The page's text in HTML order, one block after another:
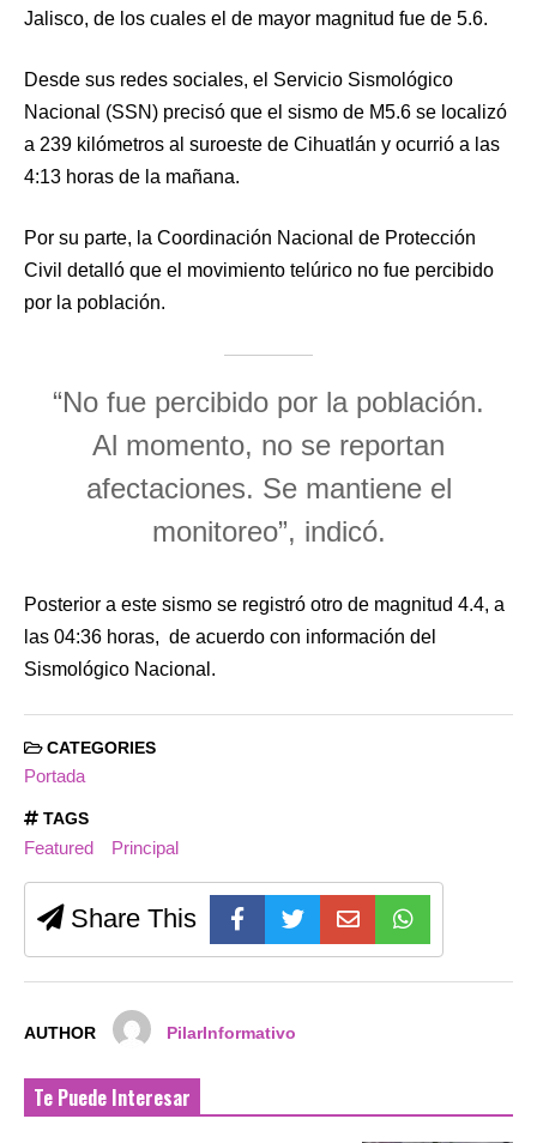
Jalisco, de los cuales el de mayor magnitud fue de 5.6.
Desde sus redes sociales, el Servicio Sismológico
Nacional (SSN) precisó que el sismo de M5.6 se localizó
a 239 kilómetros al suroeste de Cihuatlán y ocurrió a las
4:13 horas de la mañana.
Por su parte, la Coordinación Nacional de Protección
Civil detalló que el movimiento telúrico no fue percibido
por la población.
“No fue percibido por la población.
Al momento, no se reportan
afectaciones. Se mantiene el
monitoreo”, indicó.
Posterior a este sismo se registró otro de magnitud 4.4, a
las 04:36 horas, de acuerdo con información del
Sismológico Nacional.
CATEGORIES
Portada
TAGS
Featured Principal
Share This
AUTHOR PilarInformativo
Te Puede Interesar